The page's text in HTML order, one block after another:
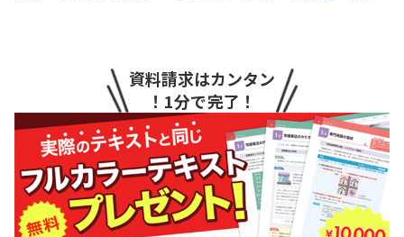
資料請求はカンタン
！1分で完了！